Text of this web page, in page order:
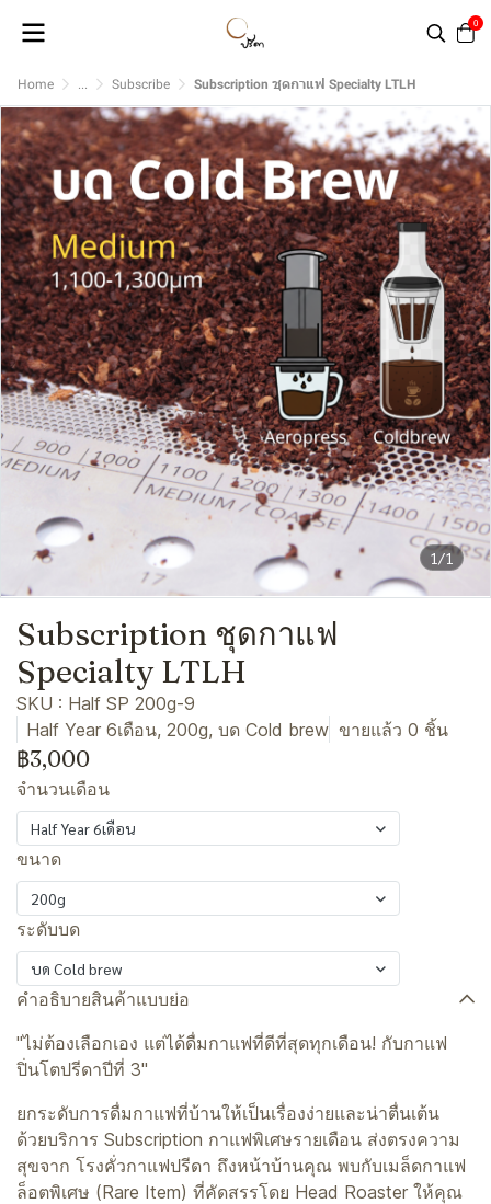
0
Home ... Subscribe Subscription ชุดกาแฟ Specialty LTLH
1/1
Subscription ชุดกาแฟ
Specialty LTLH
SKU : Half SP 200g-9
Half Year 6เดือน, 200g, บด Cold brew ขายแล้ว 0 ชิ้น
฿3,000
จำนวนเดือน
Half Year 6เดือน
ขนาด
200g
ระดับบด
บด Cold brew
คำอธิบายสินค้าแบบย่อ
"ไม่ต้องเลือกเอง แต่ได้ดื่มกาแฟที่ดีที่สุดทุกเดือน! กับกาแฟ
ปิ่นโตปรีดาปีที่ 3"
ยกระดับการดื่มกาแฟที่บ้านให้เป็นเรื่องง่ายและน่าตื่นเต้น
ด้วยบริการ Subscription กาแฟพิเศษรายเดือน ส่งตรงความ
สุขจาก โรงคั่วกาแฟปรีดา ถึงหน้าบ้านคุณ พบกับเมล็ดกาแฟ
ล็อตพิเศษ (Rare Item) ที่คัดสรรโดย Head Roaster ให้คุณ